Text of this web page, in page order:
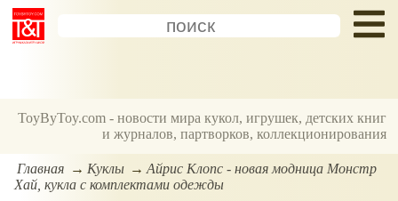
ToyByToy.com - новости мира кукол, игрушек, детских книг
и журналов, партворков, коллекционирования
Главная Куклы
Айрис Клопс - новая модница Монстр
Хай, кукла с комплектами одежды